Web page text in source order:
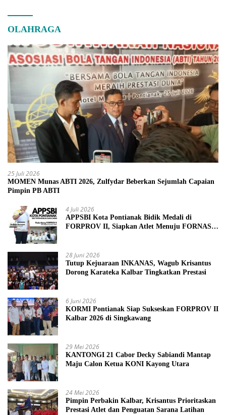
OLAHRAGA
25 Juli 2026
MOMEN Munas ABTI 2026, Zulfydar Beberkan Sejumlah Capaian
Pimpin PB ABTI
4 Juli 2026
APPSBI Kota Pontianak Bidik Medali di
FORPROV II, Siapkan Atlet Menuju FORNAS
28 Juni 2026
Tutup Kejuaraan INKANAS, Wagub Krisantus
Dorong Karateka Kalbar Tingkatkan Prestasi
6 Juni 2026
KORMI Pontianak Siap Sukseskan FORPROV II
Kalbar 2026 di Singkawang
29 Mei 2026
KANTONGI 21 Cabor Decky Sabiandi Mantap
Maju Calon Ketua KONI Kayong Utara
24 Mei 2026
Pimpin Perbakin Kalbar, Krisantus Prioritaskan
Prestasi Atlet dan Penguatan Sarana Latihan